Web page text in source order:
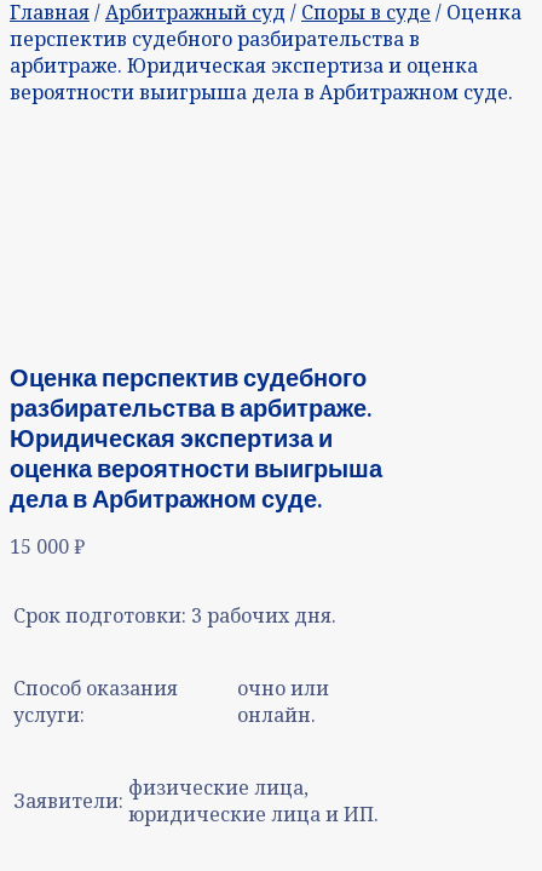
Главная/Арбитражный суд / Споры в суде / Оценка
перспектив судебного разбирательства в
арбитраже. Юридическая экспертиза и оценка
вероятности выигрыша дела в Арбитражном суде.
Оценка перспектив судебного
разбирательства в арбитраже.
Юридическая экспертиза и
оценка вероятности выигрыша
дела в Арбитражном суде.
15 000₽
Срок подготовки: 3 рабочих дня.
Способ оказания
услуги:
очно или
онлайн.
Заявители: физические лица,
юридические лица и ИП.